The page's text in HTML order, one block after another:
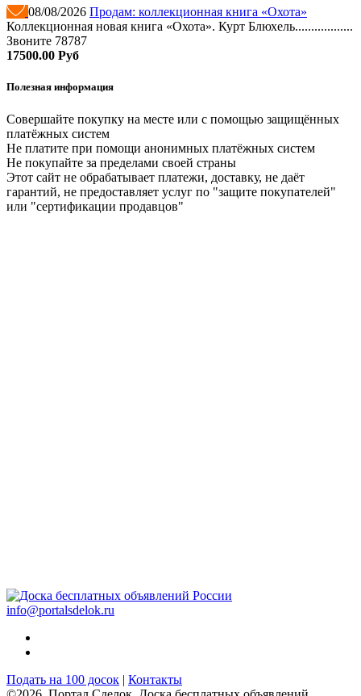
08/08/2026 Продам: коллекционная книга «Охота»
Коллекционная новая книга «Охота». Курт Блюхель..................
Звоните 78787
17500.00 Руб
Полезная информация
Совершайте покупку на месте или с помощью защищённых
платёжных систем
Не платите при помощи анонимных платёжных систем
Не покупайте за пределами своей страны
Этот сайт не обрабатывает платежи, доставку, не даёт
гарантий, не предоставляет услуг по "защите покупателей"
или "сертификации продавцов"
info@portalsdelok.ru
Подать на 100 досок | Контакты